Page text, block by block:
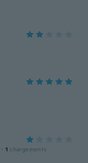
· 1 chargements